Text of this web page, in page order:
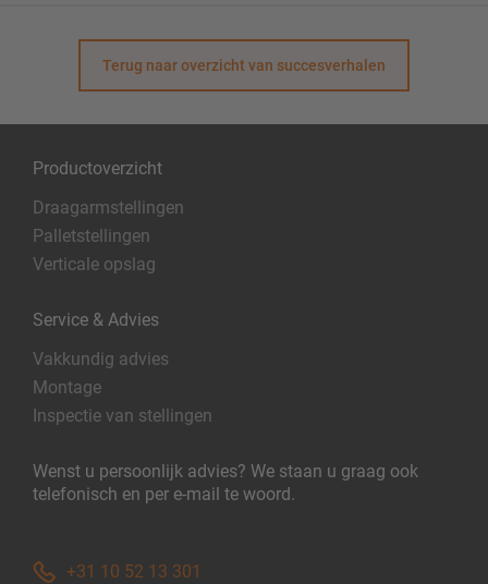
Terug naar overzicht van succesverhalen
Productoverzicht
Draagarmstellingen
Palletstellingen
Verticale opslag
Service & Advies
Vakkundig advies
Montage
Inspectie van stellingen
Wenst u persoonlijk advies? We staan u graag ook
telefonisch en per e-mail te woord.
+31 10 52 13 301